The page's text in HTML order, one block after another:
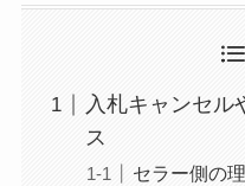
入札キャンセル
ス
セラー側の